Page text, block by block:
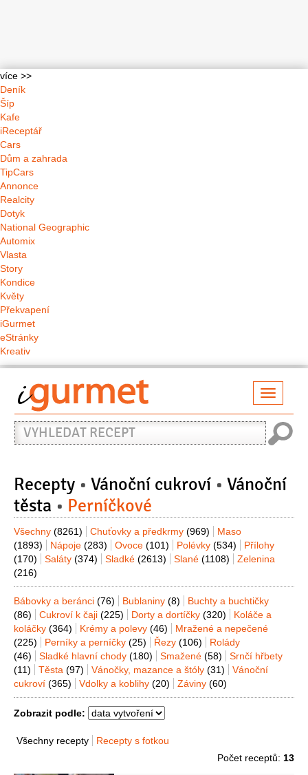
více >>
Deník
Šíp
Kafe
iReceptář
Cars
Dům a zahrada
TipCars
Annonce
Realcity
Dotyk
National Geographic
Automix
Vlasta
Story
Kondice
Květy
Překvapení
iGurmet
eStránky
Kreativ
Vyhledat
recept
Recepty Vánoční cukroví
Vánoční
těsta
Perníčkové
Všechny (8261) Chuťovky a předkrmy (969)
Maso
(1893)
Nápoje (283) Ovoce (101) Polévky (534)
Přílohy
(170)
Saláty (374) Sladké (2613) Slané (1108)
Zelenina
(216)
Bábovky a beránci (76) Bublaniny (8)
Buchty a buchtičky
(86)
Cukroví k čaji (225) Dorty a dortíčky (320)
Koláče a
koláčky (364) Krémy a polevy (46)
Mražené a nepečené
(225)
Perníky a perníčky (25) Řezy (106)
Rolády
(46)
Sladké hlavní chody (180) Smažené (58)
Srnčí hřbety
(11)
Těsta (97) Vánočky, mazance a štóly (31)
Vánoční
cukroví (365) Vdolky a koblihy (20) Záviny (60)
Zobrazit podle:
Všechny recepty
Recepty s fotkou
Počet receptů: 13